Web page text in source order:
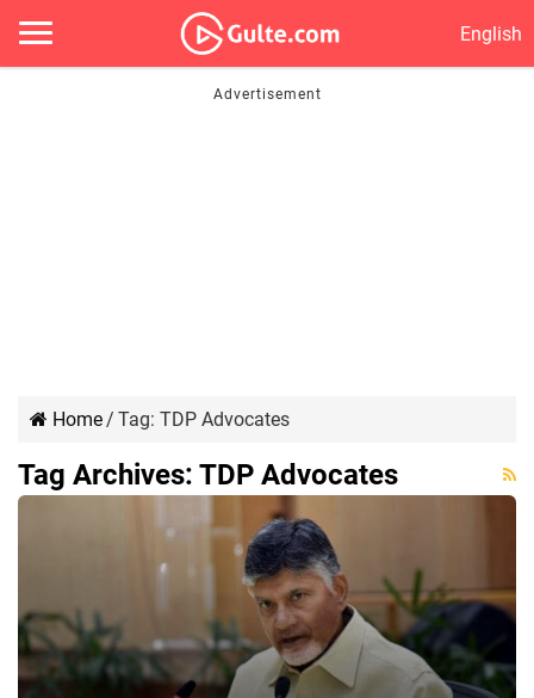
English
Home/ Tag: TDP Advocates
Tag Archives: TDP Advocates